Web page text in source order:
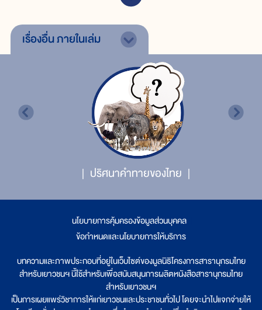
เรื่องอื่นภายในเล่ม
ปริศนาคำทายของไทย
นโยบายการคุ้มครองข้อมูลส่วนบุคคล
ข้อกำหนดและนโยบายการให้บริการ
บทความและภาพประกอบที่อยู่ในเว็บไซต์ของมูลนิธิโครงการสารานุกรมไทย
สำหรับเยาวชนฯ นี้ใช้สำหรับเพื่อสนับสนุนการผลิตหนังสือสารานุกรมไทย
สำหรับเยาวชนฯ
เป็นการเผยแพร่วิชาการให้แก่เยาวชนและประชาชนทั่วไป โดยจะนำไปแจกจ่ายให้